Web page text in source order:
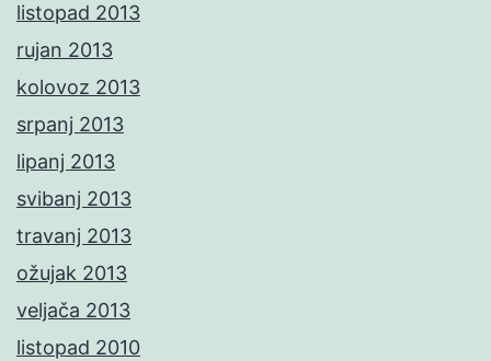
listopad 2013
rujan 2013
kolovoz 2013
srpanj 2013
lipanj 2013
svibanj 2013
travanj 2013
ožujak 2013
veljača 2013
listopad 2010